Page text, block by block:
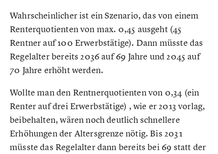
Wahrscheinlicher ist ein Szenario, das von einem
Renterquotienten von max. 0,45 ausgeht (45
Rentner auf 100 Erwerbstätige). Dann müsste das
Regelalter bereits 2036 auf 69 Jahre und 2045 auf
70 Jahre erhöht werden.
Wollte man den Rentnerquotienten von 0,34 (ein
Renter auf drei Erwerbstätige) , wie er 2013 vorlag,
beibehalten, wären noch deutlich schnellere
Erhöhungen der Altersgrenze nötig. Bis 2031
müsste das Regelalter dann bereits bei 69 statt der